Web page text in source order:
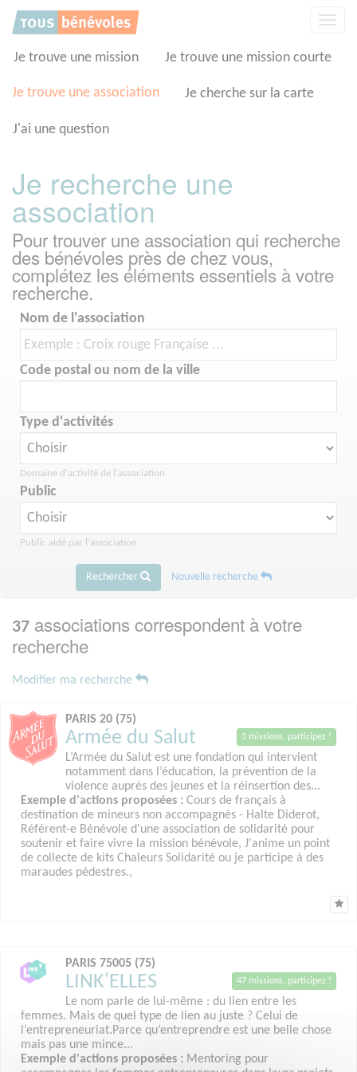
Je trouve une mission Je trouve une mission courte
Je trouve une association Je cherche sur la carte
J'ai une question
Je recherche une
association
Pour trouver une association qui recherche
des bénévoles près de chez vous,
complétez les éléments essentiels à votre
recherche.
Nom de l'association
Code postal ou nom de la ville
Type d'activités
Domaine d'activité de l'association
Public
Public aidé par l'association
Rechercher Nouvelle recherche
37 associations correspondent à votre
recherche
Modifier ma recherche
PARIS 20 (75)
Armée du Salut 3 missions, participez !
L’Armée du Salut est une fondation qui intervient
notamment dans l’éducation, la prévention de la
violence auprès des jeunes et la réinsertion des...
Exemple d'actions proposées : Cours de français à
destination de mineurs non accompagnés - Halte Diderot,
Référent-e Bénévole d'une association de solidarité pour
soutenir et faire vivre la mission bénévole, J'anime un point
de collecte de kits Chaleurs Solidarité ou je participe à des
maraudes pédestres.,
PARIS 75005 (75)
LINK'ELLES 47 missions, participez !
Le nom parle de lui-même : du lien entre les
femmes. Mais de quel type de lien au juste ? Celui de
l’entrepreneuriat.Parce qu’entreprendre est une belle chose
mais pas une mince...
Exemple d'actions proposées : Mentoring pour
Panneau de gestion des cookies